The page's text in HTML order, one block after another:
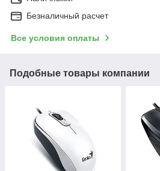
Безналичный расчет
Все условия оплаты
Подобные товары компании